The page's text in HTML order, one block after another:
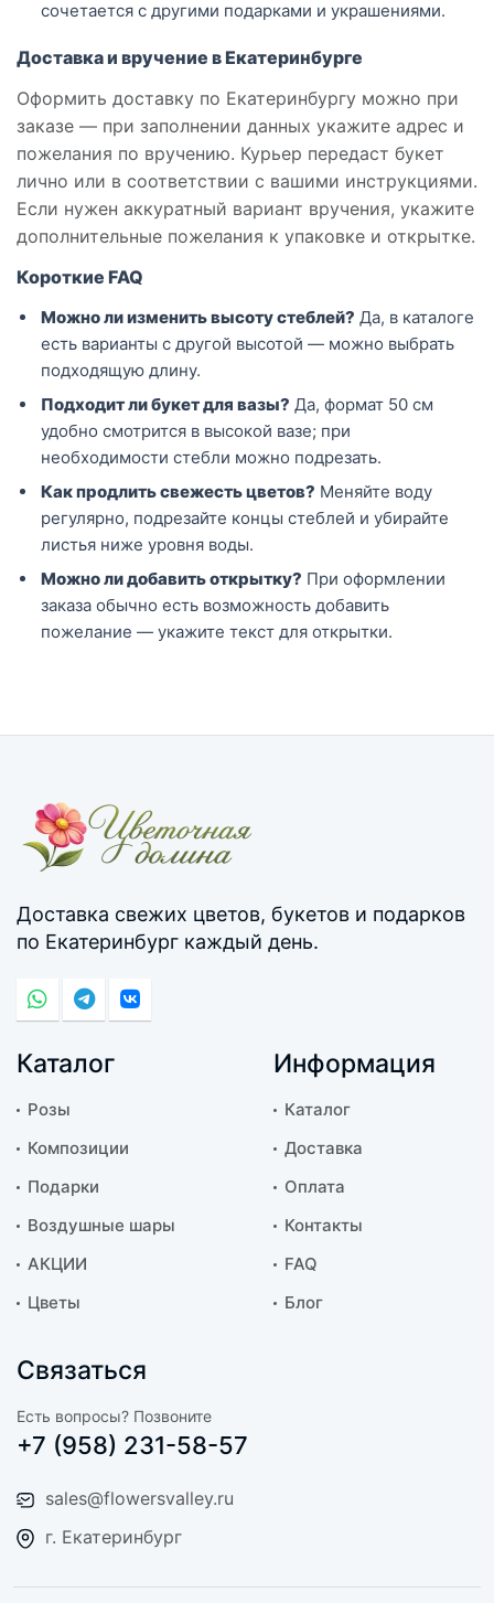
сочетается с другими подарками и украшениями.
Доставка и вручение в Екатеринбурге
Оформить доставку по Екатеринбургу можно при
заказе — при заполнении данных укажите адрес и
пожелания по вручению. Курьер передаст букет
лично или в соответствии с вашими инструкциями.
Если нужен аккуратный вариант вручения, укажите
дополнительные пожелания к упаковке и открытке.
Короткие FAQ
Можно ли изменить высоту стеблей? Да, в каталоге
есть варианты с другой высотой — можно выбрать
подходящую длину.
Подходит ли букет для вазы? Да, формат 50 см
удобно смотрится в высокой вазе; при
необходимости стебли можно подрезать.
Как продлить свежесть цветов? Меняйте воду
регулярно, подрезайте концы стеблей и убирайте
листья ниже уровня воды.
Можно ли добавить открытку? При оформлении
заказа обычно есть возможность добавить
пожелание — укажите текст для открытки.
Доставка свежих цветов, букетов и подарков
по Екатеринбург каждый день.
Каталог
Розы
Композиции
Подарки
Воздушные шары
АКЦИИ
Цветы
Информация
Каталог
Доставка
Оплата
Контакты
FAQ
Блог
Связаться
Есть вопросы? Позвоните
+7 (958) 231-58-57
sales@flowersvalley.ru
г. Екатеринбург